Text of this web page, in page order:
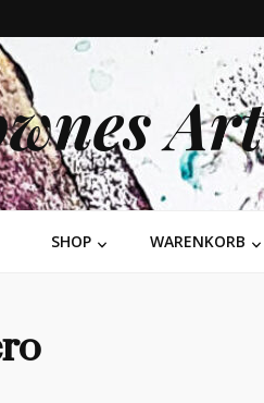
Art
SHOP WARENKORB